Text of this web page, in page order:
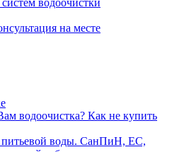
водоочистки
на месте
водоочистка? Как не купить
питьевой воды. СанПиН, ЕС,